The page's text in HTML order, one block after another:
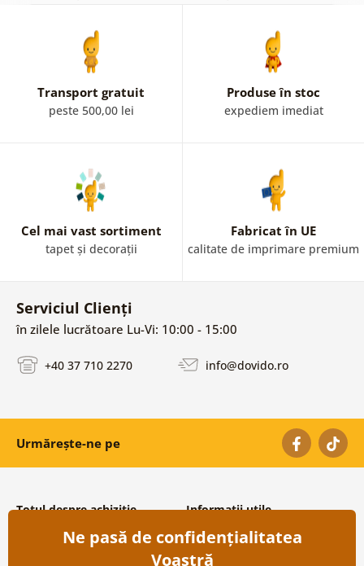
Transport gratuit
peste 500,00 lei
Produse în stoc
expediem imediat
Cel mai vast sortiment
tapet și decorații
Fabricat în UE
calitate de imprimare premium
Serviciul Clienți
în zilele lucrătoare Lu-Vi: 10:00 - 15:00
+40 37 710 2270 info@dovido.ro
Urmărește-ne pe
Totul despre achiziție
Condiții și termeni generali
Protecția datelor personale
Informații utile
Despre noi
Întrebări frecvente
Ne pasă de confidențialitatea
Voastră